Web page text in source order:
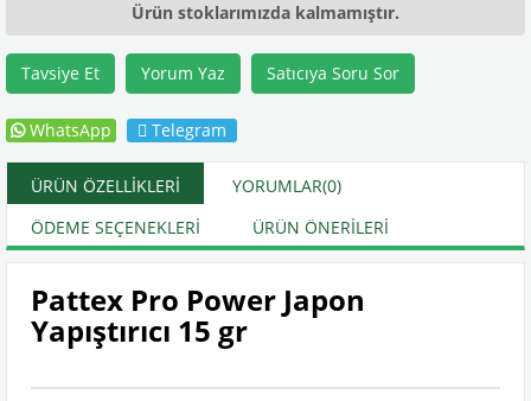
Ürün stoklarımızda kalmamıştır.
Tavsiye Et Yorum Yaz Satıcıya Soru Sor
WhatsApp Telegram
ÜRÜN ÖZELLIKLERI YORUMLAR(0)
ÖDEME SEÇENEKLERI
ÜRÜN ÖNERILERI
Pattex Pro Power Japon
Yapıştırıcı 15 gr